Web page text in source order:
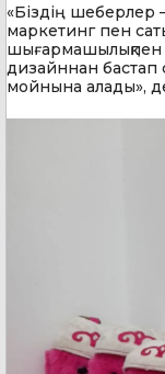
«Біздің шеберлер
маркетинг пен
шығармашылықпен
дизайннан бастап
мойнына алады»,